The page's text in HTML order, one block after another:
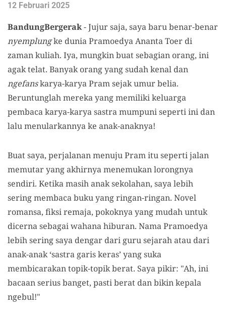
12 Februari 2025
BandungBergerak- Jujur saja, saya baru benar-benar
nyemplungke dunia Pramoedya Ananta Toer di
zaman kuliah. Iya, mungkin buat sebagian orang, ini
agak telat. Banyak orang yang sudah kenal dan
ngefanskarya-karya Pram sejak umur belia.
Beruntunglah mereka yang memiliki keluarga
pembaca karya-karya sastra mumpuni seperti ini dan
lalu menularkannya ke anak-anaknya!
Buat saya, perjalanan menuju Pram itu seperti jalan
memutar yang akhirnya menemukan lorongnya
sendiri. Ketika masih anak sekolahan, saya lebih
sering membaca buku yang ringan-ringan. Novel
romansa, fiksi remaja, pokoknya yang mudah untuk
dicerna sebagai wahana hiburan. Nama Pramoedya
lebih sering saya dengar dari guru sejarah atau dari
anak-anak ‘sastra garis keras’ yang suka
membicarakan topik-topik berat. Saya pikir: "Ah, ini
bacaan serius banget, pasti berat dan bikin kepala
ngebul!"